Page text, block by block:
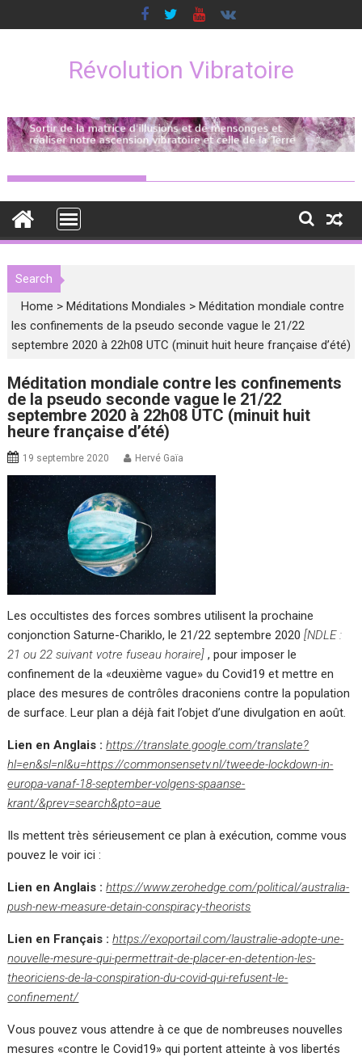
to
Révolution Vibratoire
Search
Home >Méditations Mondiales >Méditation mondiale contre
les confinements de la pseudo seconde vague le 21/22
septembre 2020 à 22h08 UTC (minuit huit heure française d’été)
Méditation mondiale contre les confinements
de la pseudo seconde vague le 21/22
septembre 2020 à 22h08 UTC (minuit huit
heure française d’été)
19 septembre 2020 Hervé Gaïa
Les occultistes des forces sombres utilisent la prochaine
conjonction Saturne-Chariklo, le 21/22 septembre 2020[NDLE :
21 ou 22 suivant votre fuseau horaire] , pour imposer le
confinement de la «deuxième vague» du Covid19 et mettre en
place des mesures de contrôles draconiens contre la population
de surface. Leur plan a déjà fait l’objet d’une divulgation en août.
Lien en Anglais : https://translate.google.com/translate?
hl=en&sl=nl&u=https://commonsensetv.nl/tweede-lockdown-in-
europa-vanaf-18-september-volgens-spaanse-
krant/&prev=search&pto=aue
Ils mettent très sérieusement ce plan à exécution, comme vous
pouvez le voir ici :
Lien en Anglais : https://www.zerohedge.com/political/australia-
push-new-measure-detain-conspiracy-theorists
Lien en Français : https://exoportail.com/laustralie-adopte-une-
nouvelle-mesure-qui-permettrait-de-placer-en-detention-les-
theoriciens-de-la-conspiration-du-covid-qui-refusent-le-
confinement/
Vous pouvez vous attendre à ce que de nombreuses nouvelles
mesures «contre le Covid19» qui portent atteinte à vos libertés